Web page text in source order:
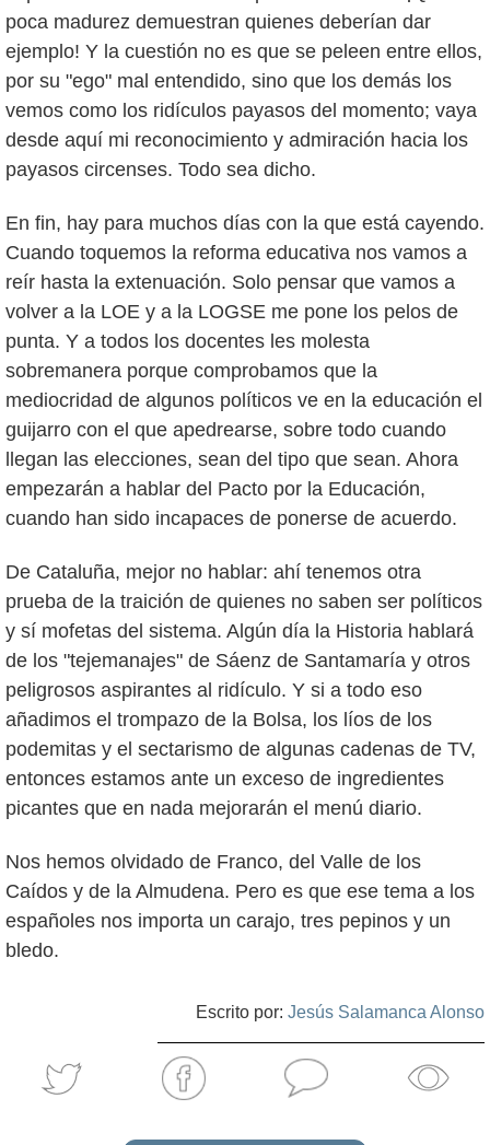
poca madurez demuestran quienes deberían dar
ejemplo! Y la cuestión no es que se peleen entre ellos,
por su "ego" mal entendido, sino que los demás los
vemos como los ridículos payasos del momento; vaya
desde aquí mi reconocimiento y admiración hacia los
payasos circenses. Todo sea dicho.
En fin, hay para muchos días con la que está cayendo.
Cuando toquemos la reforma educativa nos vamos a
reír hasta la extenuación. Solo pensar que vamos a
volver a la LOE y a la LOGSE me pone los pelos de
punta. Y a todos los docentes les molesta
sobremanera porque comprobamos que la
mediocridad de algunos políticos ve en la educación el
guijarro con el que apedrearse, sobre todo cuando
llegan las elecciones, sean del tipo que sean. Ahora
empezarán a hablar del Pacto por la Educación,
cuando han sido incapaces de ponerse de acuerdo.
De Cataluña, mejor no hablar: ahí tenemos otra
prueba de la traición de quienes no saben ser políticos
y sí mofetas del sistema. Algún día la Historia hablará
de los "tejemanajes" de Sáenz de Santamaría y otros
peligrosos aspirantes al ridículo. Y si a todo eso
añadimos el trompazo de la Bolsa, los líos de los
podemitas y el sectarismo de algunas cadenas de TV,
entonces estamos ante un exceso de ingredientes
picantes que en nada mejorarán el menú diario.
Nos hemos olvidado de Franco, del Valle de los
Caídos y de la Almudena. Pero es que ese tema a los
españoles nos importa un carajo, tres pepinos y un
bledo.
Escrito por: Jesús Salamanca Alonso